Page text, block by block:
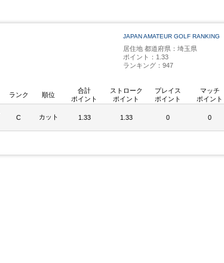
JAPAN AMATEUR GOLF RANKING
居住地 都道府県：埼玉県
ポイント：1.33
ランキング：947
ランク 順位
合計
ポイント
ストローク
ポイント
プレイス
ポイント
マッチ
ポイント
C カット 1.33 1.33 0 0